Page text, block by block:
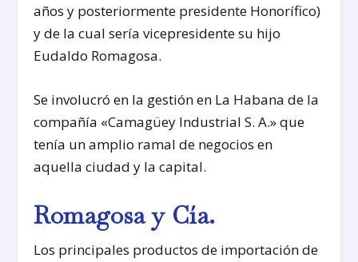
años y posteriormente presidente Honorífico)
y de la cual sería vicepresidente su hijo
Eudaldo Romagosa.
Se involucró en la gestión en La Habana de la
compañía «Camagüey Industrial S. A.» que
tenía un amplio ramal de negocios en
aquella ciudad y la capital.
Romagosa y Cía.
Los principales productos de importación de